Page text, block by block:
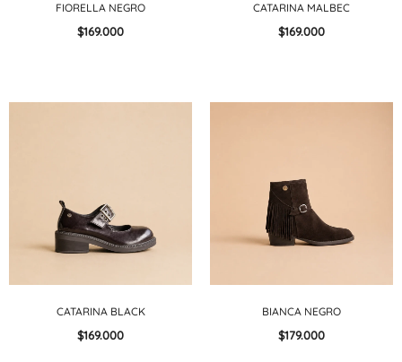
FIORELLA NEGRO
$169.000
CATARINA MALBEC
$169.000
CATARINA BLACK
$169.000
BIANCA NEGRO
$179.000